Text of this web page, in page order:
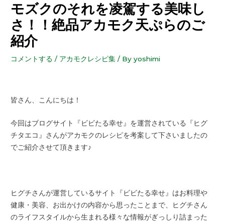
モズクのそれを凌駕する美味し
さ！！絶品アカモク天ぷらのご
紹介
コメントする / アカモクレシピ集 / Byyoshimi
皆さん、こんにちは！
今回はブログサイト『ビビたる幸せ』を運営されている『ヒグ
チタエコ』さんがアカモクのレシピを考案して下さいましたの
でご紹介させて頂きます♪
ヒグチさんが運営しているサイト『ビビたる幸せ』はお料理や
健康・美容、お出かけの内容から思ったことまで、ヒグチさん
のライフスタイルから生まれる様々な情報がぎっしり詰まった